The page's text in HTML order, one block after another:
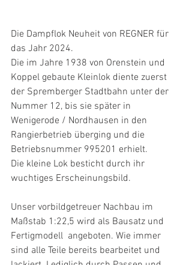
Die Dampflok Neuheit von REGNER für
das Jahr 2024.
Die im Jahre 1938 von Orenstein und
Koppel gebaute Kleinlok diente zuerst
der Spremberger Stadtbahn unter der
Nummer 12, bis sie später in
Wenigerode / Nordhausen in den
Rangierbetrieb überging und die
Betriebsnummer 995201 erhielt.
Die kleine Lok besticht durch ihr
wuchtiges Erscheinungsbild.
Unser vorbildgetreuer Nachbau im
Maßstab 1:22,5 wird als Bausatz und
Fertigmodell  angeboten. Wie immer
sind alle Teile bereits bearbeitet und